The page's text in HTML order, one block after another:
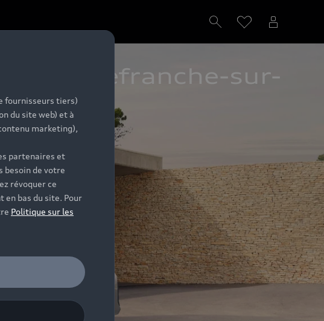
de Villefranche-sur-
fournisseurs tiers)
du site web) et à
marketing),
partenaires et
besoin de votre
révoquer ce
bas du site. Pour
Politique sur les